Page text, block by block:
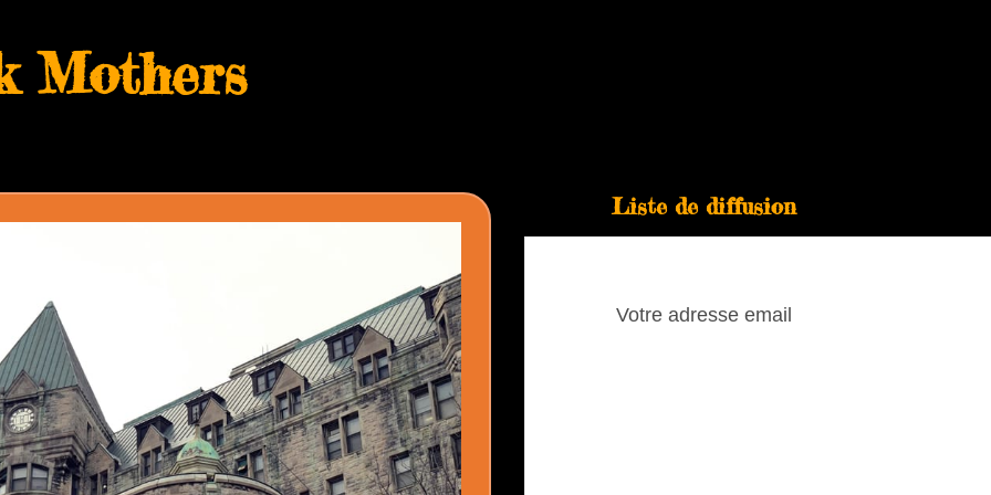
Mothers
Liste de diffusion
Pour vous abonner à notre blogue, laissez